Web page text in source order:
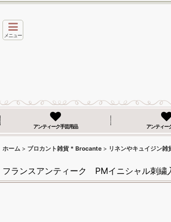
メニュー
アンティーク手芸用品 アンティー
ホーム > ブロカント雑貨 * Brocante > リネンやキュイジン雑
フランスアンティーク PMイニシャル刺繍